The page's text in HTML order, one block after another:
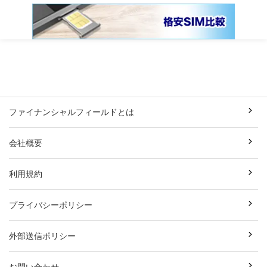
ファイナンシャルフィールドとは
会社概要
利用規約
プライバシーポリシー
外部送信ポリシー